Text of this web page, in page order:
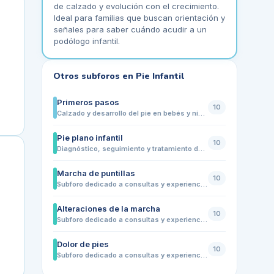
de calzado y evolución con el crecimiento.
Ideal para familias que buscan orientación y
señales para saber cuándo acudir a un
podólogo infantil.
Otros subforos en Pie Infantil
Primeros pasos
Calzado y desarrollo del pie en bebés y niños que aprenden a caminar
10
Pie plano infantil
Diagnóstico, seguimiento y tratamiento del pie plano en niños
10
Marcha de puntillas
Subforo dedicado a consultas y experiencias sobre niños que caminan de puntillas de forma habitual. Comparte dudas sobre causas frecuentes, edad en la que conviene observarlo, relación con tensión muscular, desarrollo motor, calzado, ejercicios, revisiones podológicas y señales para acudir a un especialista infantil.
10
Alteraciones de la marcha
Subforo dedicado a consultas y experiencias sobre cambios en la forma de caminar en niños: pisada hacia dentro o hacia fuera, cojera, tropiezos frecuentes, caminar de puntillas, cansancio al andar, dolor en pies o piernas y diferencias entre una pierna y otra. Ideal para familias que quieren entender cuándo es algo evolutivo y cuándo conviene acudir a un podólogo infantil.
10
Dolor de pies
Subforo dedicado a consultas y experiencias sobre dolor de pies en niños y adolescentes. Comparte dudas sobre molestias al caminar, cansancio frecuente, dolor en talones, planta del pie, dedos o tobillos, relación con el calzado, crecimiento, deporte, pie plano, pisada alterada y señales que indican cuándo acudir a un podólogo infantil
10